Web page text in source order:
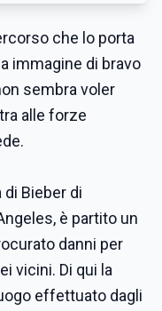
che lo porta
immagine di bravo
sembra voler
alle forze
Bieber di
è partito un
danni per
vicini. Di qui la
effettuato dagli